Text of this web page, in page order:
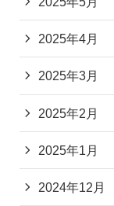
2025年4月
2025年3月
2025年2月
2025年1月
2024年12月